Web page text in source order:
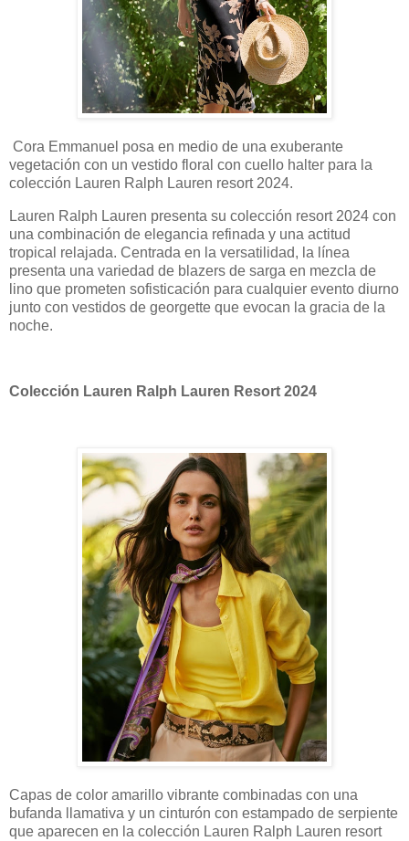
Cora Emmanuel posa en medio de una exuberante
vegetación con un vestido floral con cuello halter para la
colección Lauren Ralph Lauren resort 2024.
Lauren Ralph Lauren presenta su colección resort 2024 con
una combinación de elegancia refinada y una actitud
tropical relajada. Centrada en la versatilidad, la línea
presenta una variedad de blazers de sarga en mezcla de
lino que prometen sofisticación para cualquier evento diurno
junto con vestidos de georgette que evocan la gracia de la
noche.
Colección Lauren Ralph Lauren Resort 2024
Capas de color amarillo vibrante combinadas con una
bufanda llamativa y un cinturón con estampado de serpiente
que aparecen en la colección Lauren Ralph Lauren resort